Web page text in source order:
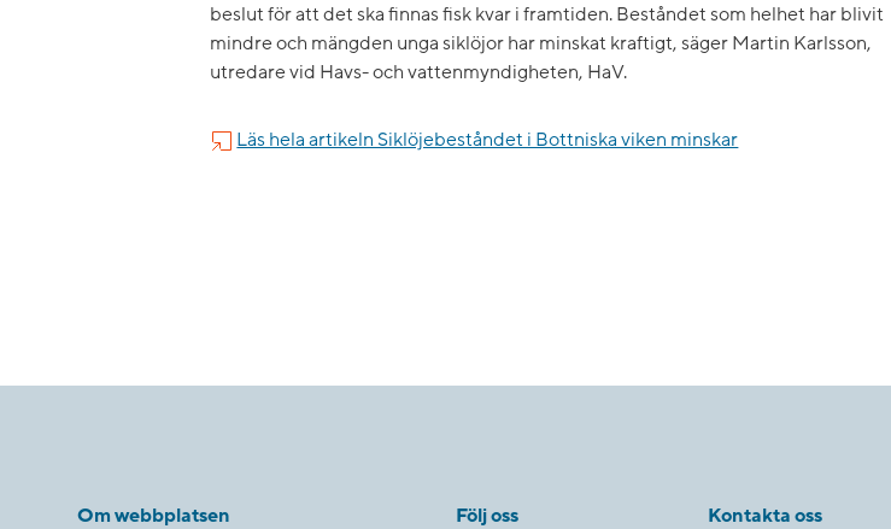
beslut för att det ska finnas fisk kvar i framtiden. Beståndet som helhet har blivit
mindre och mängden unga siklöjor har minskat kraftigt, säger Martin Karlsson,
utredare vid Havs- och vattenmyndigheten, HaV.
Läs hela artikeln Siklöjebeståndet i Bottniska viken minskar
Om webbplatsen Följ oss Kontakta oss